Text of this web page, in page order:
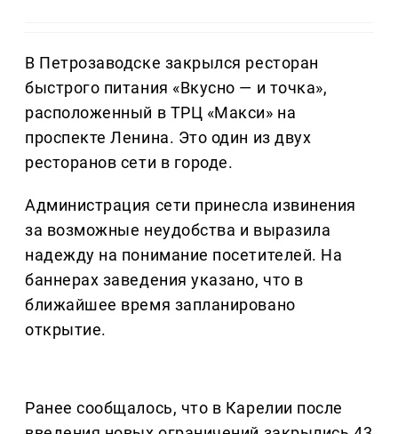
В Петрозаводске закрылся ресторан
быстрого питания «Вкусно — и точка»,
расположенный в ТРЦ «Макси» на
проспекте Ленина. Это один из двух
ресторанов сети в городе.
Администрация сети принесла извинения
за возможные неудобства и выразила
надежду на понимание посетителей. На
баннерах заведения указано, что в
ближайшее время запланировано
открытие.
Ранее сообщалось, что в Карелии после